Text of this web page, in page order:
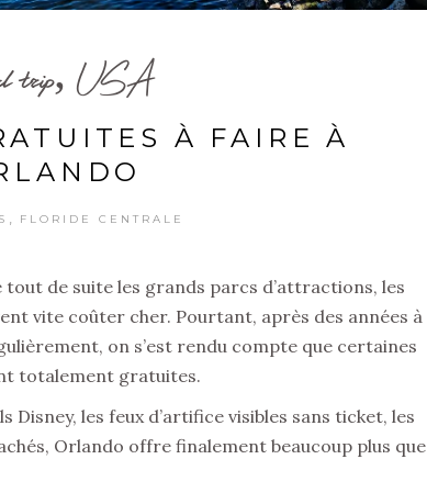
trip, USA
À FAIRE À
, FLORIDE CENTRALE
de suite les grands parcs d’attractions, les
vite coûter cher. Pourtant, après des années à
on s’est rendu compte que certaines
totalement gratuites.
les feux d’artifice visibles sans ticket, les
Orlando offre finalement beaucoup plus que